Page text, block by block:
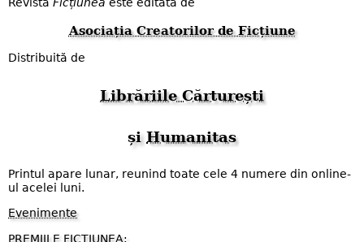
Revista Ficțiunea este editată de
Asociația Creatorilor de Ficțiune
Distribuită de
Librăriile Cărturești
șiHumanitas
Printul apare lunar, reunind toate cele 4 numere din online-
ul acelei luni.
Evenimente
PREMIILE FICȚIUNEA;